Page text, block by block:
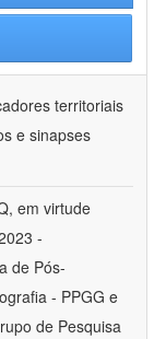
territoriais
e sinapses
em virtude
-
de Pós-
- PPGG e
de Pesquisa